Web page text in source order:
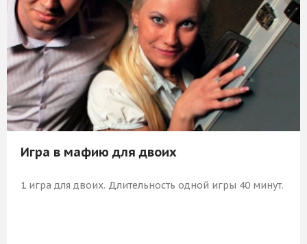
Игра в мафию для двоих
1 игра для двоих. Длительность одной игры 40 минут.